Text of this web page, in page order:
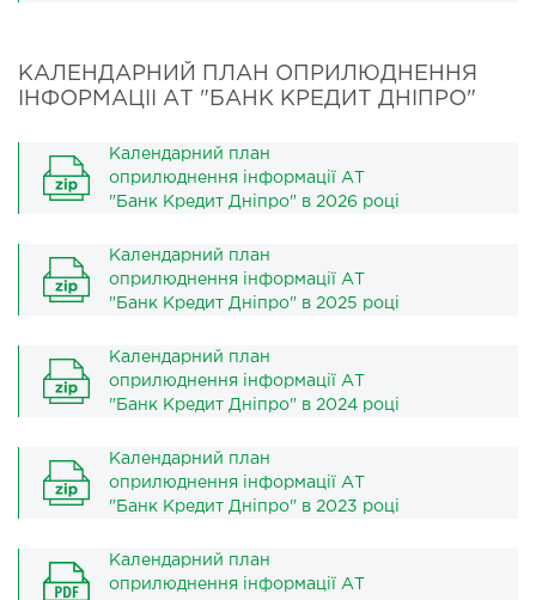
КАЛЕНДАРНИЙ ПЛАН ОПРИЛЮДНЕННЯ
ІНФОРМАЦІІ АТ "БАНК КРЕДИТ ДНІПРО"
Календарний план
оприлюднення інформації АТ
"Банк Кредит Дніпро" в 2026 році
Календарний план
оприлюднення інформації АТ
"Банк Кредит Дніпро" в 2025 році
Календарний план
оприлюднення інформації АТ
"Банк Кредит Дніпро" в 2024 році
Календарний план
оприлюднення інформації АТ
"Банк Кредит Дніпро" в 2023 році
Календарний план
оприлюднення інформації АТ